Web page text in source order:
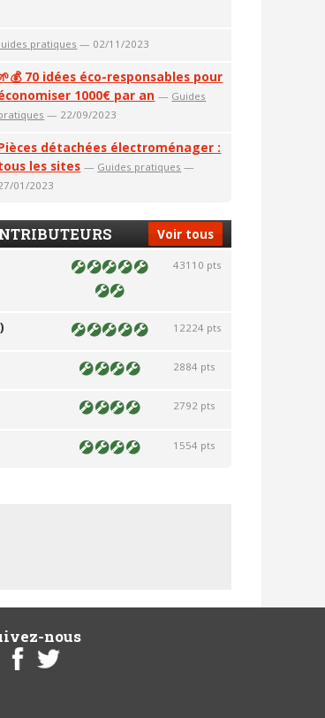
pratiques — 02/11/2023
70 idées éco-responsables pour
1000€ par an — Guides
— 22/09/2023
détachées électroménager :
les sites — Guides pratiques —
01/2023
Voir tous
43110 pts
12224 pts
2884 pts
2792 pts
1554 pts
nous